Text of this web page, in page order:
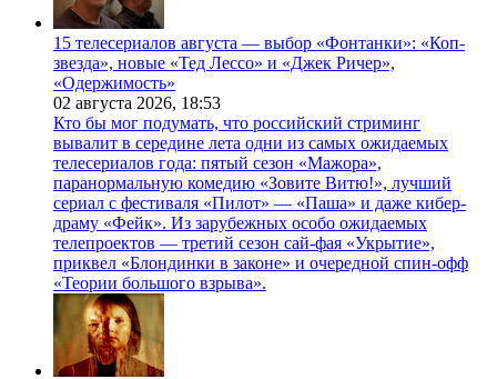
15 телесериалов августа — выбор «Фонтанки»: «Коп-
звезда», новые «Тед Лессо» и «Джек Ричер»,
«Одержимость»
02 августа 2026, 18:53
Кто бы мог подумать, что российский стриминг
вывалит в середине лета одни из самых ожидаемых
телесериалов года: пятый сезон «Мажора»,
паранормальную комедию «Зовите Витю!», лучший
сериал с фестиваля «Пилот» — «Паша» и даже кибер-
драму «Фейк». Из зарубежных особо ожидаемых
телепроектов — третий сезон сай-фая «Укрытие»,
приквел «Блондинки в законе» и очередной спин-офф
«Теории большого взрыва».